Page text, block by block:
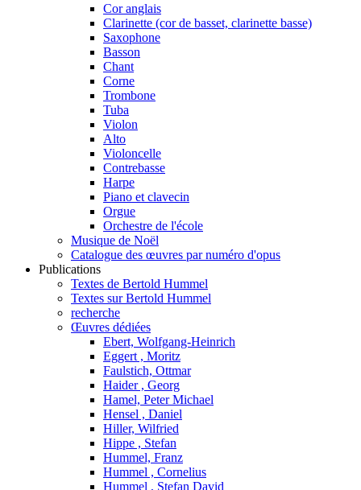
Cor anglais
Clarinette (cor de basset, clarinette basse)
Saxophone
Basson
Chant
Corne
Trombone
Tuba
Violon
Alto
Violoncelle
Contrebasse
Harpe
Piano et clavecin
Orgue
Orchestre de l'école
Musique de Noël
Catalogue des œuvres par numéro d'opus
Publications
Textes de Bertold Hummel
Textes sur Bertold Hummel
recherche
Œuvres dédiées
Ebert, Wolfgang-Heinrich
Eggert , Moritz
Faulstich, Ottmar
Haider , Georg
Hamel, Peter Michael
Hensel , Daniel
Hiller, Wilfried
Hippe , Stefan
Hummel, Franz
Hummel , Cornelius
Hummel , Stefan David